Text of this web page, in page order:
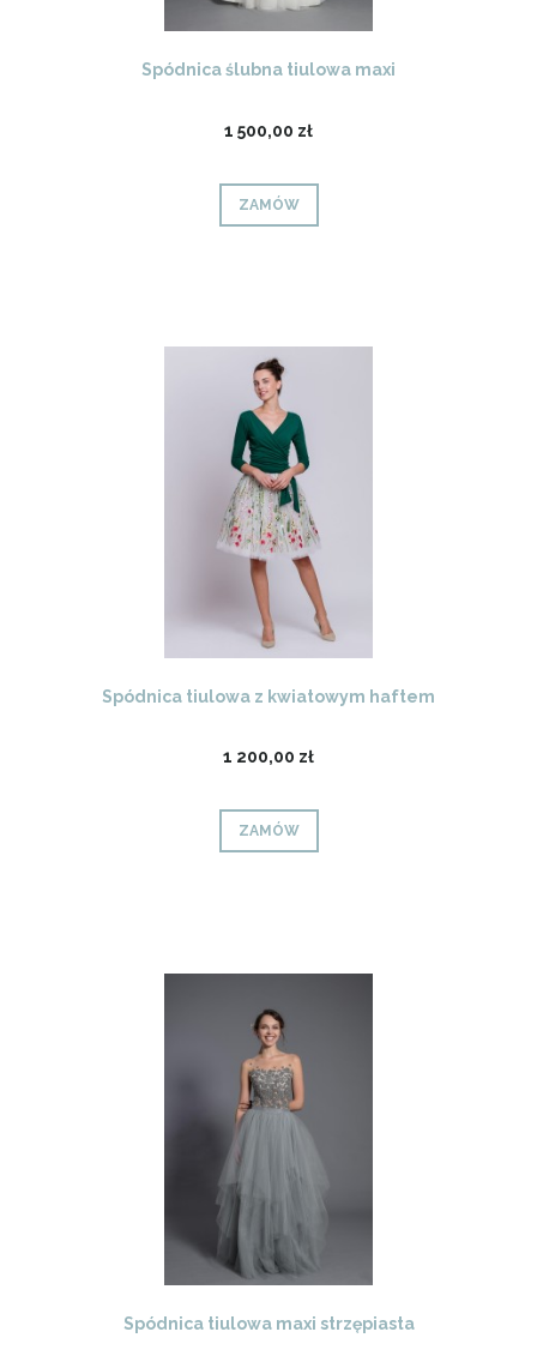
Spódnica ślubna tiulowa maxi
1 500,00 zł
ZAMÓW
Spódnica tiulowa z kwiatowym haftem
1 200,00 zł
ZAMÓW
Spódnica tiulowa maxi strzępiasta